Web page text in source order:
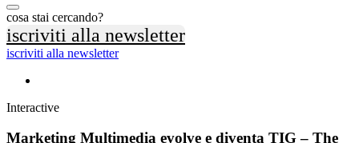
cosa stai cercando?
iscriviti alla newsletter
iscriviti alla newsletter
Interactive
Marketing Multimedia evolve e diventa TIG – The